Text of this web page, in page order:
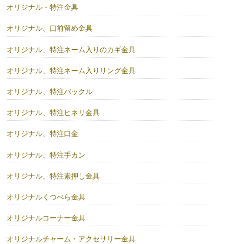
オリジナル・特注金具
オリジナル、口前留め金具
オリジナル、特注ネーム入りのカギ金具
オリジナル、特注ネーム入りリング金具
オリジナル、特注バックル
オリジナル、特注ヒネリ金具
オリジナル、特注口金
オリジナル、特注手カン
オリジナル、特注素押し金具
オリジナルくつべら金具
オリジナルコーナー金具
オリジナルチャーム・アクセサリー金具